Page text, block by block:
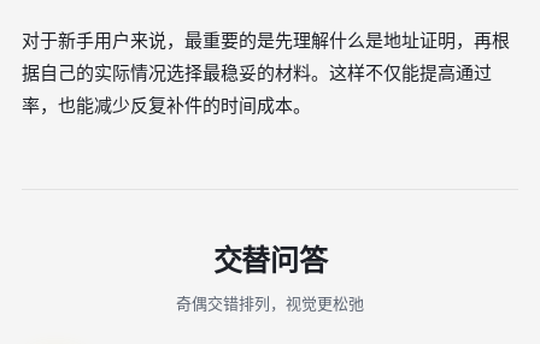
对于新手用户来说，最重要的是先理解什么是地址证明，再根
据自己的实际情况选择最稳妥的材料。这样不仅能提高通过
率，也能减少反复补件的时间成本。
交替问答
奇偶交错排列，视觉更松弛